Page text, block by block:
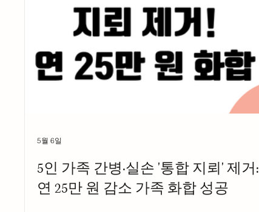
5인 가족 간병·실손 '통합 지뢰' 제거:
연 25만 원 감소 가족 화합 성공
5월 6일